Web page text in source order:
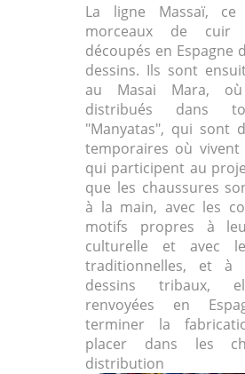
La ligne Massaï,
morceaux de
découpés en Espagne
dessins. Ils sont
au Masai Mara,
distribués dans
"Manyatas", qui sont
temporaires où vivent
qui participent au
que les chaussures
à la main, avec les
motifs propres à
culturelle et avec
traditionnelles, et à
dessins tribaux,
renvoyées en
terminer la
placer dans les
distribution